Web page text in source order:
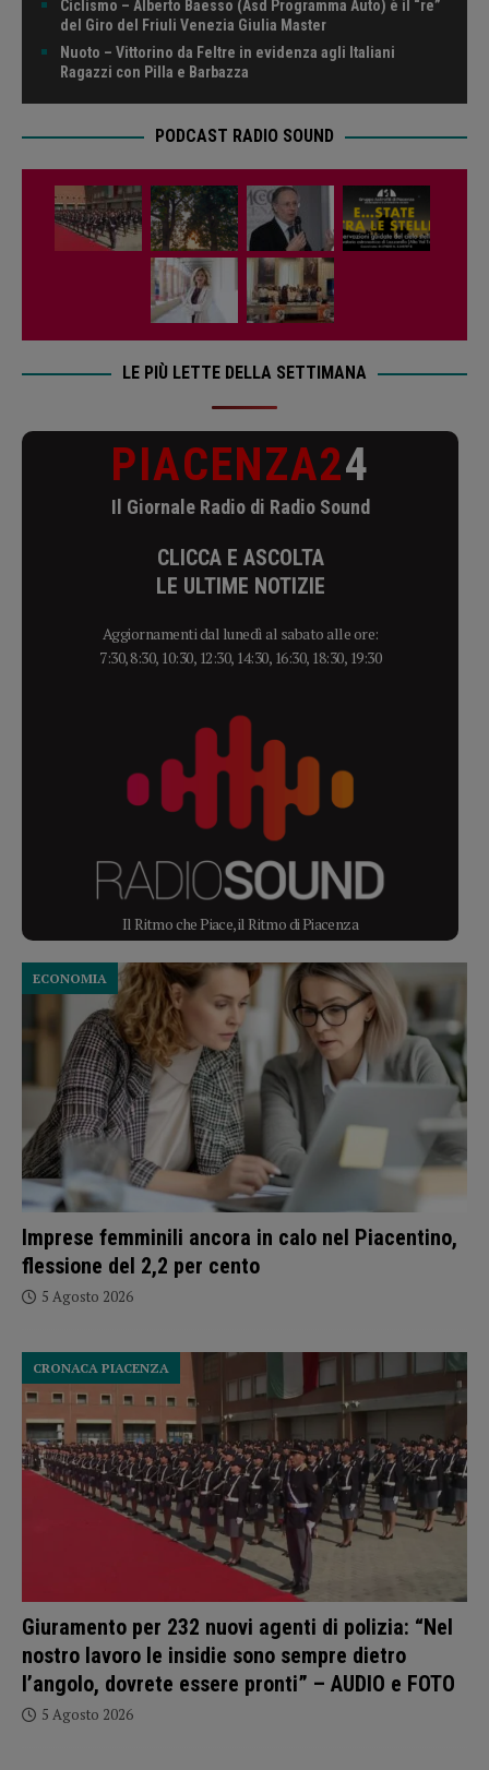
Ciclismo – Alberto Baesso (Asd Programma Auto) è il “re”
del Giro del Friuli Venezia Giulia Master
Nuoto – Vittorino da Feltre in evidenza agli Italiani
Ragazzi con Pilla e Barbazza
PODCAST RADIO SOUND
LE PIÙ LETTE DELLA SETTIMANA
PIACENZA24
Il Giornale Radio di Radio Sound
CLICCA E ASCOLTA
LE ULTIME NOTIZIE
Aggiornamenti dal lunedì al sabato alle ore:
7:30, 8:30, 10:30, 12:30, 14:30, 16:30, 18:30, 19:30
Il Ritmo che Piace, il Ritmo di Piacenza
Imprese femminili ancora in calo nel Piacentino,
flessione del 2,2 per cento
ECONOMIA
5 Agosto 2026
Giuramento per 232 nuovi agenti di polizia: “Nel
nostro lavoro le insidie sono sempre dietro
l’angolo, dovrete essere pronti” – AUDIO e FOTO
CRONACA PIACENZA
5 Agosto 2026